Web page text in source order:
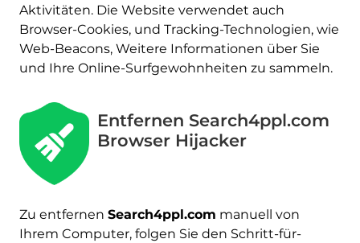
Aktivitäten. Die Website verwendet auch
Browser-Cookies, und Tracking-Technologien, wie
Web-Beacons, Weitere Informationen über Sie
und Ihre Online-Surfgewohnheiten zu sammeln.
Entfernen Search4ppl.com
Browser Hijacker
Zu entfernen Search4ppl.com manuell von
Ihrem Computer, folgen Sie den Schritt-für-